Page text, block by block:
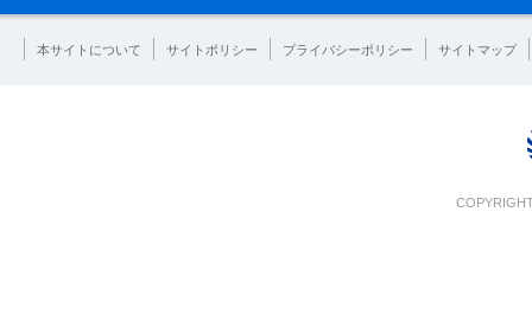
本サイトについて サイトポリシー プライバシーポリシー サイトマップ